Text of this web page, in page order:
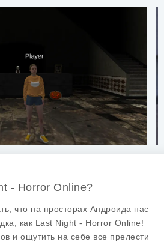
- Horror Online?
что на просторах Андроида нас
как Last Night - Horror Online!
и ощутить на себе все прелести